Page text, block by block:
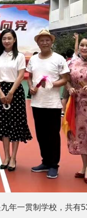
年一贯制学校，共有